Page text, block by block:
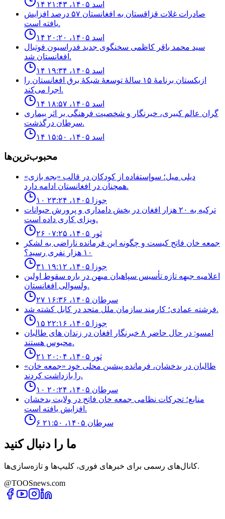
۱۴ اسد ۱۴۰۵، ۲۱:۴۳
صادرات غلات قزاقستان به افغانستان ۵۷ درصد افزایش
یافته است.
۱۴ اسد ۱۴۰۵، ۲۰:۲۰
سيد محمد باقر كاظمى سخنگوى جديد فدراسيون فوتبال
افغانستان شد.
۱۴ اسد ۱۴۰۵، ۱۹:۳۴
ازبکستان برنامهٔ ۱۵ سالهٔ توسعهٔ شبکهٔ برق افغانستان را
اجرا می‌کند.
۱۴ اسد ۱۴۰۵، ۱۸:۵۷
گران عالم کبیری، خبرنگار و شخصیت فرهنگی بر اثر بیماری
سرطان درگذشت.
۱۴ اسد ۱۴۰۵، ۱۵:۵۰
محبوب‌ترین‌ها
ديلى ميل؛ سوإستفاده از كودكان در قالب «بجه بازى»
همچنان در افغانستان ادامه دارد.
۱۰ جوزا ۱۴۰۵، ۲۳:۲۴
ترکیه به ۲۰ هزار افغان در بخش دامداری و پرورش حیوانات
ویزای کاری داده است.
۲۶ ثور ۱۴۰۵، ۰۷:۲۵
جمعه خان فاتح كيست و چگونه اين فرمانده ناراضى به لشكر
١٠ هزار نفرى رسيد؟
۳۱ جوزا ۱۴۰۵، ۱۹:۱۲
اعلاميه جبهه تازه تأسيس سپاهيان ميهن در باره سقوط اولين
ولسوالى افغانستان.
۲۷ سرطان ۱۴۰۵، ۱۶:۳۶
فرشته عمادى؛ كارمند سازمان ملل متحد در كابل كشته شد.
۱۵ جوزا ۱۴۰۵، ۲۲:۱۶
امسو: در حال حاضر ۸ خبرنگار افغان در زندان‌ های طالبان
محبوس هستند.
۲۱ ثور ۱۴۰۵، ۲۰:۰۴
طالبان در بدخشان، فرمانده پیشین محلی خود «جمعه خان»
را بازداشت کردند.
۱۰ سرطان ۱۴۰۵، ۲۰:۲۴
منابع؛ تحركات نظامى جمعه خان فاتح در ولايت بدخشان
افزايش يافته است.
۶ سرطان ۱۴۰۵، ۲۱:۵۰
ما را دنبال کنید
کانال‌های رسمی برای خبرهای فوری، کلیپ‌ها و تازه‌سازی‌ها.
@TOOSnews.com